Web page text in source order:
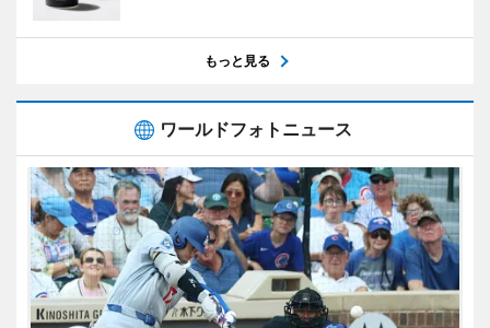
もっと見る
ワールドフォトニュース